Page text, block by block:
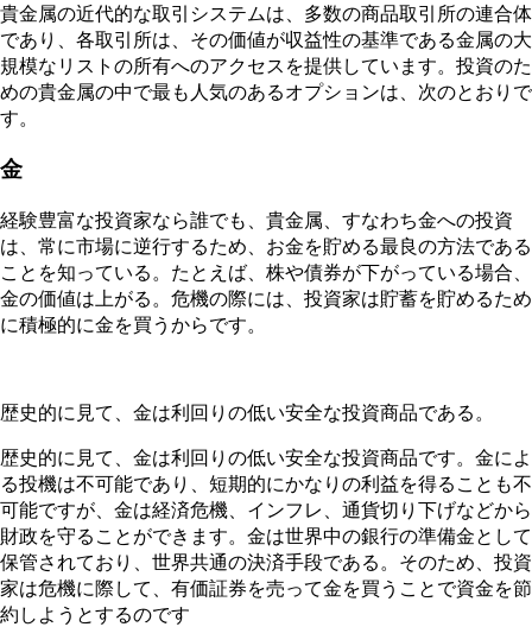
貴金属の近代的な取引システムは、多数の商品取引所の連合体
であり、各取引所は、その価値が収益性の基準である金属の大
規模なリストの所有へのアクセスを提供しています。投資のた
めの貴金属の中で最も人気のあるオプションは、次のとおりで
す。
金
経験豊富な投資家なら誰でも、貴金属、すなわち金への投資
は、常に市場に逆行するため、お金を貯める最良の方法である
ことを知っている。たとえば、株や債券が下がっている場合、
金の価値は上がる。危機の際には、投資家は貯蓄を貯めるため
に積極的に金を買うからです。
歴史的に見て、金は利回りの低い安全な投資商品である。
歴史的に見て、金は利回りの低い安全な投資商品です。金によ
る投機は不可能であり、短期的にかなりの利益を得ることも不
可能ですが、金は経済危機、インフレ、通貨切り下げなどから
財政を守ることができます。金は世界中の銀行の準備金として
保管されており、世界共通の決済手段である。そのため、投資
家は危機に際して、有価証券を売って金を買うことで資金を節
約しようとするのです